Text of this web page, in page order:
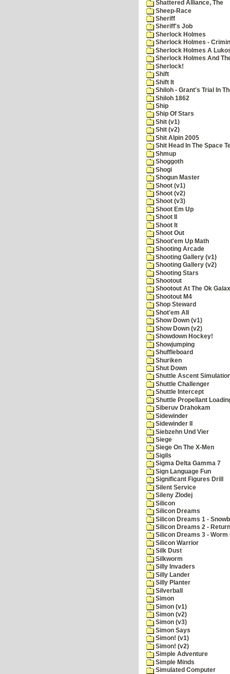
Shattered Alliance, The
Sheep-Race
Sheriff
Sheriff's Job
Sherlock Holmes
Sherlock Holmes -
Sherlock Holmes A
Sherlock Holmes And
Sherlock!
Shift
Shift It
Shiloh - Grant's Trial In
Shiloh 1862
Ship
Ship Of Stars
Shit (v1)
Shit (v2)
Shit Alpin 2005
Shit Head In The Space
Shmup
Shoggoth
Shogi
Shogun Master
Shoot (v1)
Shoot (v2)
Shoot (v3)
Shoot Em Up
Shoot II
Shoot It
Shoot Out
Shoot'em Up Math
Shooting Arcade
Shooting Gallery (v1)
Shooting Gallery (v2)
Shooting Stars
Shootout
Shootout At The Ok
Shootout M4
Shop Steward
Shot'em All
Show Down (v1)
Show Down (v2)
Showdown Hockey!
Showjumping
Shuffleboard
Shuriken
Shut Down
Shuttle Ascent
Shuttle Challenger
Shuttle Intercept
Shuttle Propellant
Siberuv Drahokam
Sidewinder
Sidewinder II
Siebzehn Und Vier
Siege
Siege On The X-Men
Sigils
Sigma Delta Gamma 7
Sign Language Fun
Significant Figures Drill
Silent Service
Sileny Zlodej
Silicon
Silicon Dreams
Silicon Dreams 1 -
Silicon Dreams 2 -
Silicon Dreams 3 - Worm
Silicon Warrior
Silk Dust
Silkworm
Silly Invaders
Silly Lander
Silly Planter
Silverball
Simon
Simon (v1)
Simon (v2)
Simon (v3)
Simon Says
Simon! (v1)
Simon! (v2)
Simple Adventure
Simple Minds
Simulated Computer